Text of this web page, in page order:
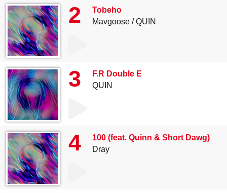
2
Tobeho
Mavgoose
QUIN
3
F.R Double E
QUIN
4
100 (feat. Quinn & Short Dawg)
Dray